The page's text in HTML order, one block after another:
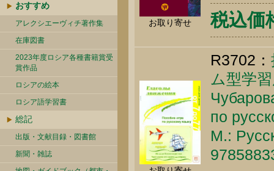
おすすめ
アレクシエーヴィチ著作集
在庫図書
2023年度ロシア各種書籍賞受
賞作品
ロシアの絵本
ロシア語学習書
総記
出版・文献目録・図書館
新聞・雑誌
お取り寄せ 税込価
R3702：
ム型学
по
М.: